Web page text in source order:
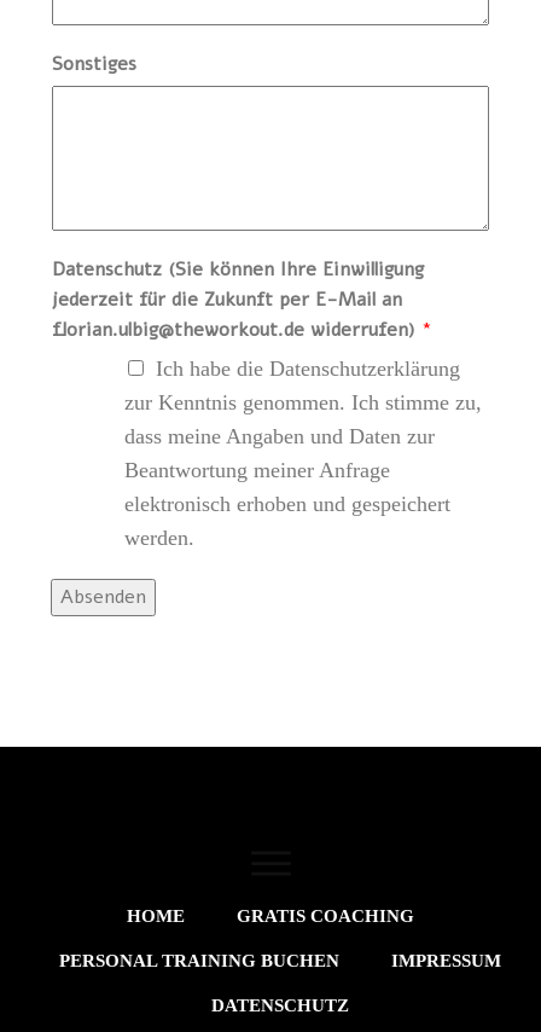
Sonstiges
Datenschutz (Sie können Ihre Einwilligung
jederzeit für die Zukunft per E-Mail an
florian.ulbig@theworkout.de widerrufen) *
Ich habe die Datenschutzerklärung
zur Kenntnis genommen. Ich stimme zu,
dass meine Angaben und Daten zur
Beantwortung meiner Anfrage
elektronisch erhoben und gespeichert
werden.
Absenden
HOME GRATIS COACHING
PERSONAL TRAINING BUCHEN IMPRESSUM
DATENSCHUTZ